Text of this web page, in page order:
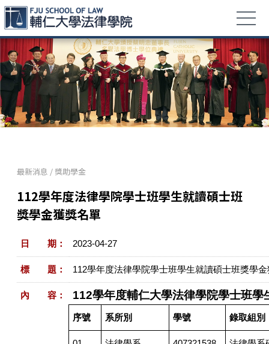
最新消息 /獎助學金
112學年度法律學院學士班學生就讀碩士班
獎學金獲獎名單
日 期： 2023-04-27
標 題： 112學年度法律學院學士班學生就讀碩士班獎學
內 容： 112學年度輔仁大學法律學院學士班
序號 系所別 學號 錄取組別